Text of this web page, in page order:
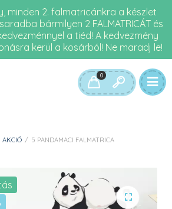
minden 2. falmatricánkra a készlet
bármilyen 2 FALMATRICÁT és
a tiéd! A kedvezmény
kerül a kosárból! Ne maradj le!
0
AKCIÓ / 5 PANDAMACI FALMATRICA